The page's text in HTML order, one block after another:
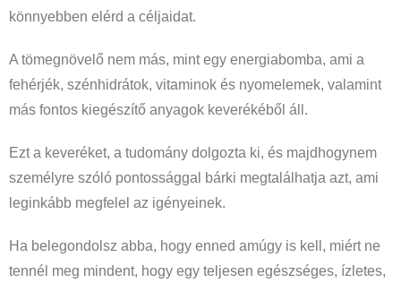
könnyebben elérd a céljaidat.
A tömegnövelő nem más, mint egy energiabomba, ami a
fehérjék, szénhidrátok, vitaminok és nyomelemek, valamint
más fontos kiegészítő anyagok keverékéből áll.
Ezt a keveréket, a tudomány dolgozta ki, és majdhogynem
személyre szóló pontossággal bárki megtalálhatja azt, ami
leginkább megfelel az igényeinek.
Ha belegondolsz abba, hogy enned amúgy is kell, miért ne
tennél meg mindent, hogy egy teljesen egészséges, ízletes,